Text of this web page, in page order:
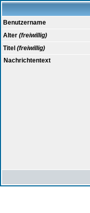
Benutzername
Alter (freiwillig)
Titel (freiwillig)
Nachrichtentext